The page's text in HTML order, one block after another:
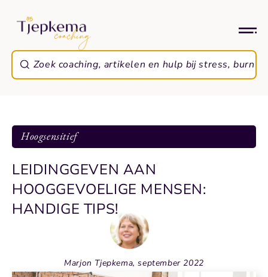
Hoogsensitief
LEIDINGGEVEN AAN
HOOGGEVOELIGE MENSEN:
HANDIGE TIPS!
Marjon Tjepkema, september 2022